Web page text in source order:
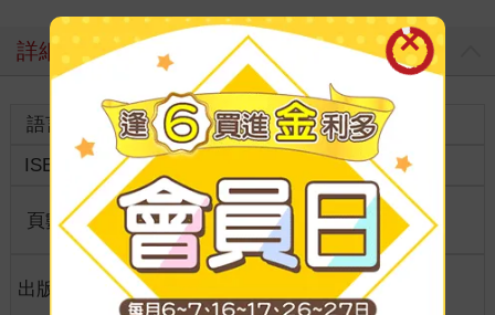
詳細資料
語言 中文繁體 裝訂
紙本平裝
ISBN
9789865516352 普通級
頁數 256
商品規
格
36開12*18cm
出版地 台灣
適讀年
齡
全齡適讀